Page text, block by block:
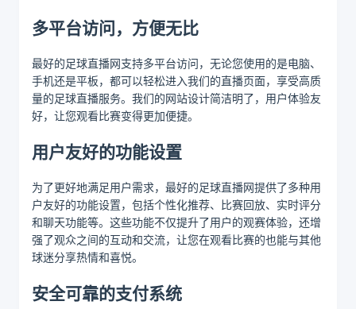
多平台访问，方便无比
最好的足球直播网支持多平台访问，无论您使用的是电脑、
手机还是平板，都可以轻松进入我们的直播页面，享受高质
量的足球直播服务。我们的网站设计简洁明了，用户体验友
好，让您观看比赛变得更加便捷。
用户友好的功能设置
为了更好地满足用户需求，最好的足球直播网提供了多种用
户友好的功能设置，包括个性化推荐、比赛回放、实时评分
和聊天功能等。这些功能不仅提升了用户的观赛体验，还增
强了观众之间的互动和交流，让您在观看比赛的也能与其他
球迷分享热情和喜悦。
安全可靠的支付系统